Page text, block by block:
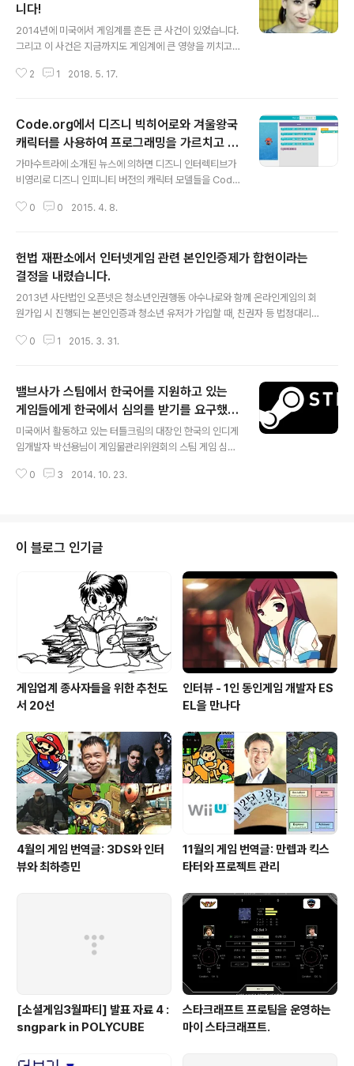
니다!
2014년에 미국에서 게임계를 흔든 큰 사건이 있었습니다.
그리고 이 사건은 지금까지도 게임계에 큰 영향을 끼치고
게이머를 자칭한 자들의 무차별적인 공격으로 겨우 시작된
찾기가 힘들지만 윤지만님의 이 글 이 사건의 이해에 도움
을 주지 않을까 싶습니다. 이 글은 아니타 시키시안이 게이
머게이터들의 총기난사 협박으로 강연이 취소된 사건으로
시작하고 있습니다. 아니타 사키시안은 Gamemook에서
은해님이 아니타 사키시안이 크라우드 펀딩을 통해 제작한
2 1 2018. 5. 17.
Code.org에서 디즈니 빅히어로와 겨울왕국
캐릭터를 사용하여 프로그래밍을 가르치고 있
습니다.
가마수트라에 소개된 뉴스에 의하면 디즈니 인터렉티브가
비영리로 디즈니 인피니티 버전의 캐릭터 모델들을 Cod
다. 작년에 Code.org는 이와 비슷한 "코드의 시간" 프로
의 사람이 이 학습서를 보았고, Code.org 는 디즈니의 빅
히어로 영화의 캐릭터를 추가하고 레벨들을 추가해서 새로
운 학습서를 만들었습니다. 이것은 프로그래밍 기술을 가
르치는데 매우 효과적이라 하고, 앞으로도 Code.org는
학생들을 위해 좀 더 강력한 도구들을 준비한다고 합니다.
해보시면 준비된 블럭들을 조합해서 프로그래밍에 대해 학
0 0 2015. 4. 8.
헌법 재판소에서 인터넷게임 관련 본인인증제가 합헌이라는
결정을 내렸습니다.
2013년 사단법인 오픈넷은 청소년인권행동 아수나로와 함께 온라인게임의 회
원가입 시 진행되는 본인인증과 청소년 유저가 가입할 때, 친권자 등 법정대리
원을 제기했습니다. (관련 자료) 올해 3월에 헌법 재판소에서 기각 결정이 나왔
적으로 이 법안이 개인의 자유를 침해하지 않다고 판단한 셈입니다. 헌법재판소
는 판결문에서 본인인증 조항에 대한 판단 ... 본인인증 조항은 인터넷게임에 대
한 연령 차별적 규제수단들을 실효적으로 보장하고, 인터넷게임 이용자들이 게
임물 이용시간을 자발적으로 제한하도..
0 1 2015. 3. 31.
밸브사가 스팀에서 한국어를 지원하고 있는
게임들에게 한국에서 심의를 받기를 요구했다
고 합니다.
미국에서 활동하고 있는 터틀크림의 대장인 한국의 인디게
임개발자 박선용님이 게임물관리위원회의 스팀 게임 심의
를 지원하고 있는 게임 개발자가 밸브에게서 연락을 받았
'한국에서 심의를 받지 않은 채로 한국어 지원을 하고 있는
게임'의 목록을 보냈고, 이 게임들이 한국어 서비스를 하려
면 심의를 받아야 한다고 연락을 한 것으로 보임. — Sun
Park (@luvtext) 2014년 10월 23일 3. 밸브는 해당 목
록의 게임 개발자들에게 한국에서 심의를 받아야 한다고
0 3 2014. 10. 23.
이 블로그 인기글
게임업계 종사자들을 위한 추천도
서 20선
인터뷰 - 1인 동인게임 개발자 ES
EL을 만나다
4월의 게임 번역글: 3DS와 인터
뷰와 최하층민
11월의 게임 번역글: 만렙과 킥스
타터와 프로젝트 관리
[소셜게임3월파티] 발표 자료 4 :
sngpark in POLYCUBE
스타크래프트 프로팀을 운영하는
마이 스타크래프트.